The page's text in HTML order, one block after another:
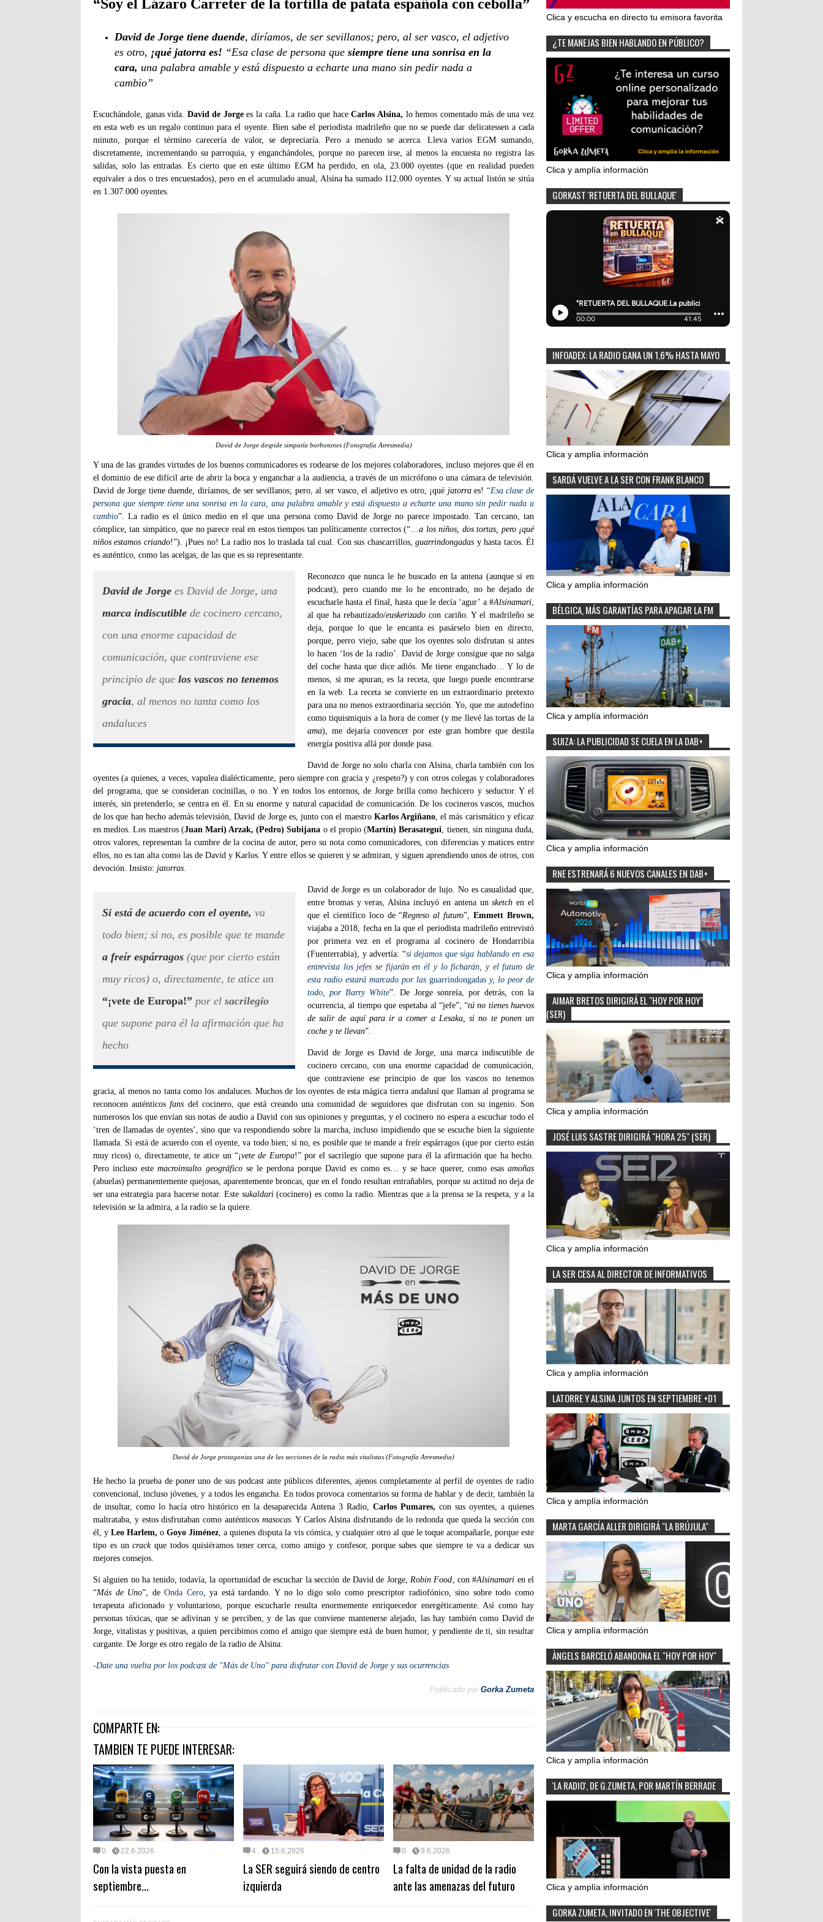
“Soy el Lázaro Carreter de la tortilla de patata española con cebolla”
David de Jorge tiene duende, diríamos, de ser sevillanos; pero, al ser vasco, el adjetivo
es otro, ¡qué jatorra es! “Esa clase de persona que siempre tiene una sonrisa en la
cara, una palabra amable y está dispuesto a echarte una mano sin pedir nada a
cambio”
Escuchándole, ganas vida. David de Jorgees la caña. La radio que haceCarlos Alsina, lo hemos comentado más de una vez
en esta web es un regalo continuo para el oyente. Bien sabe el periodista madrileño que no se puede dar delicatessen a cada
minuto, porque el término carecería de valor, se depreciaría. Pero a menudo se acerca. Lleva varios EGM sumando,
discretamente, incrementando su parroquia, y enganchándoles, porque no parecen irse, al menos la encuesta no registra las
salidas, solo las entradas. Es cierto que en este último EGM ha perdido, en ola, 23.000 oyentes (que en realidad pueden
equivaler a dos o tres encuestados), pero en el acumulado anual, Alsina ha sumado 112.000 oyentes. Y su actual listón se sitúa
en 1.307.000 oyentes.
David de Jorge despide simpatía borbotones (Fotografía Atresmedia)
Y una de las grandes virtudes de los buenos comunicadores es rodearse de los mejores colaboradores, incluso mejores que él en
el dominio de ese difícil arte de abrir la boca y enganchar a la audiencia, a través de un micrófono o una cámara de televisión.
David de Jorge tiene duende, diríamos, de ser sevillanos; pero, al ser vasco, el adjetivo es otro, ¡qué jatorraes! “Esa clase de
persona que siempre tiene una sonrisa en la cara, una palabra amable y está dispuesto a echarte una mano sin pedir nada a
cambio”. La radio es el único medio en el que una persona como David de Jorge no parece impostado. Tan cercano, tan
cómplice, tan simpático, que no parece real en estos tiempos tan políticamente correctos (“…a los niños, dos tortas, pero ¡qué
niños estamos criando!”). ¡Pues no! La radio nos lo traslada tal cual. Con sus chascarrillos,guarrindongadas y hasta tacos. Él
es auténtico, como las acelgas, de las que es su representante.
David de Jorge es David de Jorge, una
marca indiscutible de cocinero cercano,
con una enorme capacidad de
comunicación, que contraviene ese
principio de que los vascos no tenemos
gracia, al menos no tanta como los
andaluces
Reconozco que nunca le he buscado en la antena (aunque sí en
podcast), pero cuando me lo he encontrado, no he dejado de
escucharle hasta el final, hasta que le decía ‘agur’ a #Alsinamari
al que ha rebautizado/euskerizado con cariño. Y el madrileño se
deja, porque lo que le encanta es pasárselo bien en directo,
porque, perro viejo, sabe que los oyentes solo disfrutan si antes
lo hacen ‘los de la radio’. David de Jorge consigue que no salga
del coche hasta que dice adiós. Me tiene enganchado… Y lo de
menos, si me apuran, es la receta, que luego puede encontrarse
en la web. La receta se convierte en un extraordinario pretexto
para una no menos extraordinaria sección. Yo, que me autodefino
como tiquismiquis a la hora de comer (y me llevé las tortas de la
ama), me dejaría convencer por este gran hombre que destila
energía positiva allá por donde pasa.
David de Jorge no solo charla con Alsina, charla también con los
oyentes (a quienes, a veces, vapulea dialécticamente, pero siempre con gracia y ¿respeto?) y con otros colegas y colaboradores
del programa, que se consideran cocinillas, o no. Y en todos los entornos, de Jorge brilla como hechicero y seductor. Y el
interés, sin pretenderlo, se centra en él. En su enorme y natural capacidad de comunicación. De los cocineros vascos, muchos
de los que han hecho además televisión, David de Jorge es, junto con el maestro Karlos Argiñano , el más carismático y eficaz
en medios. Los maestros (Juan Mari) Arzak, (Pedro) Subijana o el propio (Martín) Berasategui , tienen, sin ninguna duda,
otros valores, representan la cumbre de la cocina de autor, pero su nota como comunicadores, con diferencias y matices entre
ellos, no es tan alta como las de David y Karlos. Y entre ellos se quieren y se admiran, y siguen aprendiendo unos de otros, con
devoción. Insisto: jatorras
Si está de acuerdo con el oyente, va
todo bien; si no, es posible que te mande
a freír espárragos (que por cierto están
muy ricos) o, directamente, te atice un
“¡vete de Europa!” por el sacrilegio
que supone para él la afirmación que ha
hecho
David de Jorge es un colaborador de lujo. No es casualidad que,
entre bromas y veras, Alsina incluyó en antena unsketch en el
que el científico loco de “Regreso al futuro”,Emmett Brown,
viajaba a 2018, fecha en la que el periodista madrileño entrevistó
por primera vez en el programa al cocinero de Hondarribia
(Fuenterrabia), y advertía: “si dejamos que siga hablando en esa
entrevista los jefes se fijarán en él y lo ficharán, y el futuro de
esta radio estará marcado por las guarrindongadas y, lo peor de
todo, por Barry White”. De Jorge sonreía, por detrás, con la
ocurrencia, al tiempo que espetaba al “jefe”, “tú no tienes huevos
de salir de aquí para ir a comer a Lesaka, si no te ponen un
coche y te llevan”.
David de Jorge es David de Jorge, una marca indiscutible de
cocinero cercano, con una enorme capacidad de comunicación,
que contraviene ese principio de que los vascos no tenemos
gracia, al menos no tanta como los andaluces. Muchos de los oyentes de esta mágica tierra andalusí que llaman al programa se
reconocen auténticosfans del cocinero, que está creando una comunidad de seguidores que disfrutan con su ingenio. Son
numerosos los que envían sus notas de audio a David con sus opiniones y preguntas, y el cocinero no espera a escuchar todo el
‘tren de llamadas de oyentes’, sino que va respondiendo sobre la marcha, incluso impidiendo que se escuche bien la siguiente
llamada. Si está de acuerdo con el oyente, va todo bien; si no, es posible que te mande a freír espárragos (que por cierto están
muy ricos) o, directamente, te atice un “¡vete de Europa!” por el sacrilegio que supone para él la afirmación que ha hecho.
Pero incluso estemacroinsulto geográficose le perdona porque David es como es… y se hace querer, como esasamoñas
(abuelas) permanentemente quejosas, aparentemente broncas, que en el fondo resultan entrañables, porque su actitud no deja de
ser una estrategia para hacerse notar. Este sukaldari(cocinero) es como la radio. Mientras que a la prensa se la respeta, y a la
televisión se la admira, a la radio se la quiere.
David de Jorge protagoniza una de las secciones de la radio más vitalistas (Fotografía Atresmedia)
He hecho la prueba de poner uno de sus podcast ante públicos diferentes, ajenos completamente al perfil de oyentes de radio
convencional, incluso jóvenes, y a todos les engancha. En todos provoca comentarios su forma de hablar y de decir, también la
de insultar, como lo hacía otro histórico en la desaparecida Antena 3 Radio, Carlos Pumares, con sus oyentes, a quienes
maltrataba, y estos disfrutaban como auténticos masocas. Y Carlos Alsina disfrutando de lo redonda que queda la sección con
él, yLeo Harlem, oGoyo Jiménez , a quienes disputa la vis cómica, y cualquier otro al que le toque acompañarle, porque este
tipo es uncrackque todos quisiéramos tener cerca, como amigo y confesor, porque sabes que siempre te va a dedicar sus
mejores consejos.
Si alguien no ha tenido, todavía, la oportunidad de escuchar la sección de David de Jorge, Robin Food , con #Alsinamari en el
“Más de Uno”, deOnda Cero, ya está tardando. Y no lo digo solo como prescriptor radiofónico, sino sobre todo como
terapeuta aficionado y voluntarioso, porque escucharle resulta enormemente enriquecedor energéticamente. Así como hay
personas tóxicas, que se adivinan y se perciben, y de las que conviene mantenerse alejado, las hay también como David de
Jorge, vitalistas y positivas, a quien percibimos como el amigo que siempre está de buen humor, y pendiente de ti, sin resultar
cargante. De Jorge es otro regalo de la radio de Alsina.
-Date una vuelta por los podcast de "Más de Uno" para disfrutar con David de Jorge y sus ocurrencias
Publicado por Gorka Zumeta
COMPARTE EN:
TAMBIEN TE PUEDE INTERESAR:
0 22.6.2026
Con la vista puesta en
septiembre...
4 15.6.2026
La SER seguirá siendo de centro
izquierda
0 9.6.2026
La falta de unidad de la radio
ante las amenazas del futuro
Clica y escucha en directo tu emisora favorita
¿TE MANEJAS BIEN HABLANDO EN PÚBLICO?
Clica y amplía información
GORKAST 'RETUERTA DEL BULLAQUE'
INFOADEX: LA RADIO GANA UN 1,6% HASTA MAYO
Clica y amplía información
SARDÁ VUELVE A LA SER CON FRANK BLANCO
Clica y amplía información
BÉLGICA, MÁS GARANTÍAS PARA APAGAR LA FM
Clica y amplía información
SUIZA: LA PUBLICIDAD SE CUELA EN LA DAB+
Clica y amplía información
RNE ESTRENARÁ 6 NUEVOS CANALES EN DAB+
Clica y amplía información
AIMAR BRETOS DIRIGIRÁ EL "HOY POR HOY"
(SER)
Clica y amplía información
JOSÉ LUIS SASTRE DIRIGIRÁ "HORA 25" (SER)
Clica y amplía información
LA SER CESA AL DIRECTOR DE INFORMATIVOS
Clica y amplía información
LATORRE Y ALSINA JUNTOS EN SEPTIEMBRE +D1
Clica y amplía información
MARTA GARCÍA ALLER DIRIGIRÁ "LA BRÚJULA"
Clica y amplía información
ÀNGELS BARCELÓ ABANDONA EL "HOY POR HOY"
Clica y amplía información
'LA RADIO', DE G.ZUMETA, POR MARTÍN BERRADE
Clica y amplía información
GORKA ZUMETA, INVITADO EN 'THE OBJECTIVE'